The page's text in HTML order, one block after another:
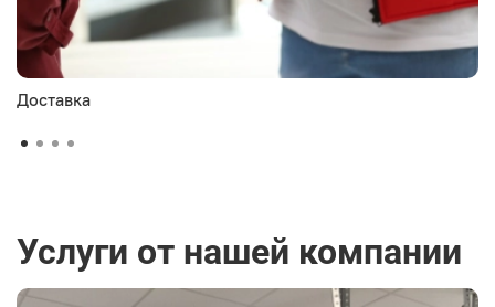
Доставка
Услуги от нашей компании